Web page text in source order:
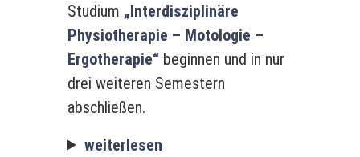
Studium „Interdisziplinäre
Physiotherapie – Motologie –
Ergotherapie“ beginnen und in nur
drei weiteren Semestern
abschließen.
weiterlesen